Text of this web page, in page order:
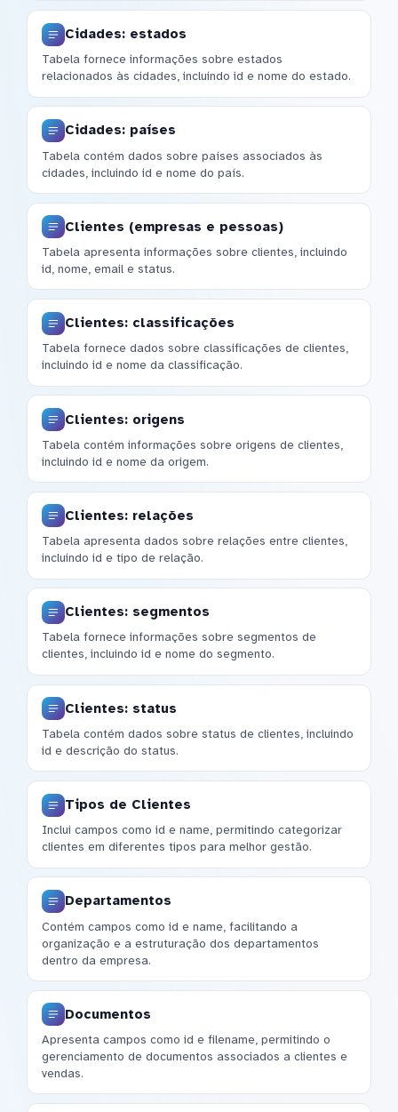
Cidades: estados
Tabela fornece informações sobre estados
relacionados às cidades, incluindo id e nome do estado.
Cidades: países
Tabela contém dados sobre países associados às
cidades, incluindo id e nome do país.
Clientes (empresas e pessoas)
Tabela apresenta informações sobre clientes, incluindo
id, nome, email e status.
Clientes: classificações
Tabela fornece dados sobre classificações de clientes,
incluindo id e nome da classificação.
Clientes: origens
Tabela contém informações sobre origens de clientes,
incluindo id e nome da origem.
Clientes: relações
Tabela apresenta dados sobre relações entre clientes,
incluindo id e tipo de relação.
Clientes: segmentos
Tabela fornece informações sobre segmentos de
clientes, incluindo id e nome do segmento.
Clientes: status
Tabela contém dados sobre status de clientes, incluindo
id e descrição do status.
Tipos de Clientes
Inclui campos como id e name, permitindo categorizar
clientes em diferentes tipos para melhor gestão.
Departamentos
Contém campos como id e name, facilitando a
organização e a estruturação dos departamentos
dentro da empresa.
Documentos
Apresenta campos como id e filename, permitindo o
gerenciamento de documentos associados a clientes e
vendas.